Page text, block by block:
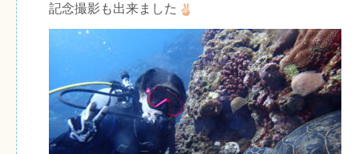
記念撮影も出来ました